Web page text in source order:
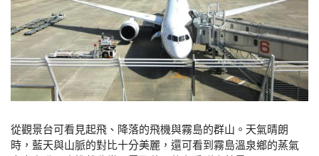
從觀景台可看見起飛、降落的飛機與霧島的群山。天氣晴朗
時，藍天與山脈的對比十分美麗，還可看到霧島溫泉鄉的蒸氣